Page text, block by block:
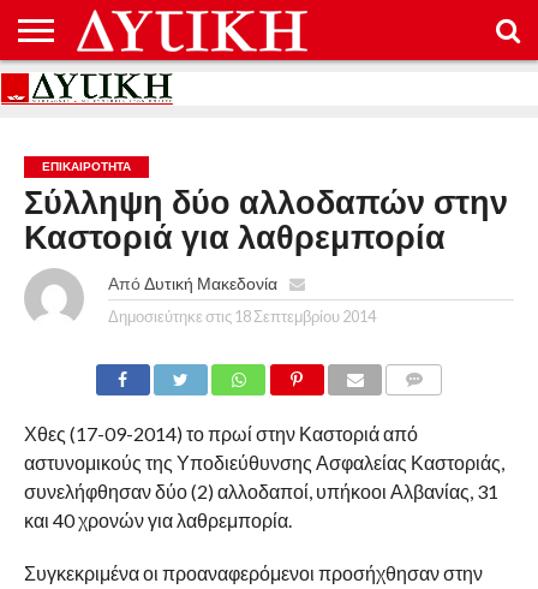
ΑΡΧΙΚΉ
ΕΠΙΚΟΙΝΩΝΊΑ
ΌΡΟΙ
ΠΡΟΣΤΑΣΊΑ
ΕΠΙΚΑΙΡΟΤΗΤΑ
Σύλληψη δύο αλλοδαπών στην
Καστοριά για λαθρεμπορία
Από Δυτική Μακεδονία
Δημοσιεύτηκε στις 18 Σεπτεμβρίου 2014
Χθες (17-09-2014) το πρωί στην Καστοριά από
αστυνομικούς της Υποδιεύθυνσης Ασφαλείας Καστοριάς,
συνελήφθησαν δύο (2) αλλοδαποί, υπήκοοι Αλβανίας, 31
και 40 χρονών για λαθρεμπορία.
Συγκεκριμένα οι προαναφερόμενοι προσήχθησαν στην